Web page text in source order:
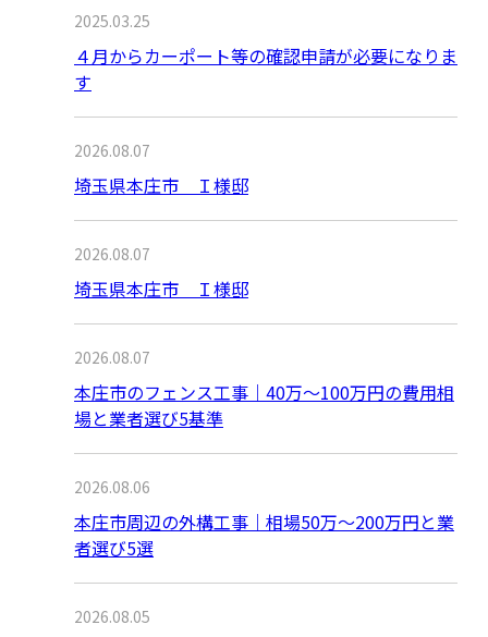
2025.03.25
４月からカーポート等の確認申請が必要になりま
す
2026.08.07
埼玉県本庄市 Ｉ様邸
2026.08.07
埼玉県本庄市 Ｉ様邸
2026.08.07
本庄市のフェンス工事｜40万〜100万円の費用相
場と業者選び5基準
2026.08.06
本庄市周辺の外構工事｜相場50万〜200万円と業
者選び5選
2026.08.05